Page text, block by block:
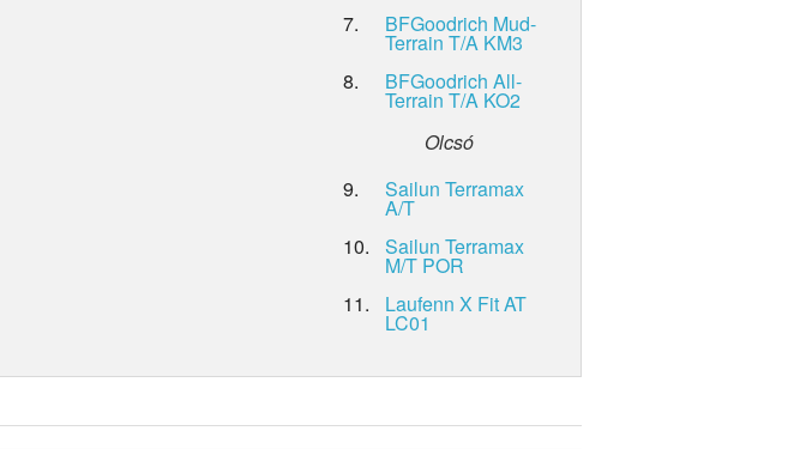
7.
BFGoodrich Mud-
Terrain T/A KM3
8.
BFGoodrich All-
Terrain T/A KO2
Olcsó
9.
Sailun Terramax
A/T
10.
Sailun Terramax
M/T POR
11.
Laufenn X Fit AT
LC01